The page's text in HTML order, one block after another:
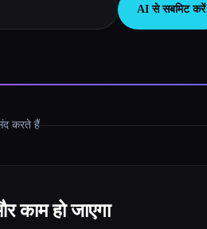
AI से सबमिट करें
करते हैं
हो जाएगा